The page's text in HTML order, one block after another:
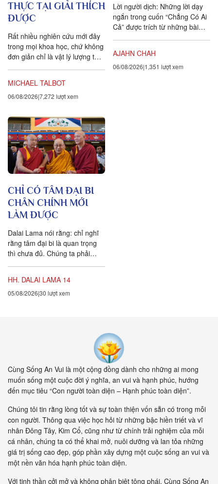
THỰC TẠI GIẢI THÍCH
ĐƯỢC
Rất nhiều nghiên cứu mới đây
trong mọi khoa học, chứ không
đơn giản chỉ là vật lý lượng tử,
chúng ta tưởng. Một câu
chuyện khoa học đang xuất
thấy toàn bộ vật chất tồn tại
trong một mạng nhằng nhịt các
kết nối. Khía cạnh quan trọng
nhất của sự sống không còn là
vật nữa, mà là mối liên hệ giữa
các vật.
MICHAEL TALBOT
06/08/2026 7,272 lượt xem
Lời người dịch: Những lời dạy
ngắn trong cuốn “Chẳng Có Ai
Cả” được trích từ những bài
AJAHN CHAH
06/08/2026 1,351 lượt xem
CHỈ CÓ TÂM ĐẠI BI
CHÂN CHÍNH MỚI
LÀM ĐƯỢC
Dalai Lama nói rằng: chỉ nghĩ
rằng tâm đại bi là quan trọng
thì chưa đủ. Chúng ta phải
HH. DALAI LAMA 14
05/08/2026 30 lượt xem
Cùng Sống An Vui là một cộng đồng dành cho những ai mong
muốn sống một cuộc đời ý nghĩa, an vui và hạnh phúc, hướng
đến mục tiêu “Con người toàn diện – Hạnh phúc toàn diện”.
Chúng tôi tin rằng lòng tốt và sự toàn thiện vốn sẵn có trong mỗi
con người. Thông qua việc học hỏi từ những bậc hiền triết và vĩ
nhân Đông Tây, Kim Cổ, cũng như từ chính trải nghiệm của mỗi
cá nhân, chúng ta có thể khai mở, nuôi dưỡng và lan tỏa những
giá trị sống cao đẹp, góp phần xây dựng một cuộc sống an vui và
một nền văn hóa hạnh phúc toàn diện.
Với tinh thần cởi mở và không phân biệt tông phái, Cùng Sống An